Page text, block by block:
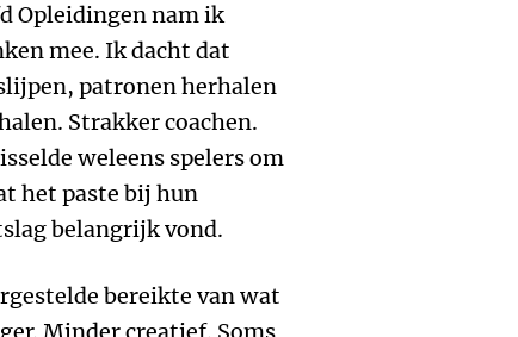
Opleidingen nam ik
mee. Ik dacht dat
patronen herhalen
Strakker coachen.
weleens spelers om
het paste bij hun
belangrijk vond.
bereikte van wat